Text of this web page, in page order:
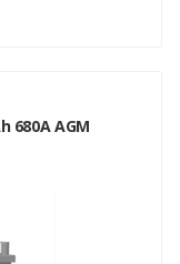
680A AGM